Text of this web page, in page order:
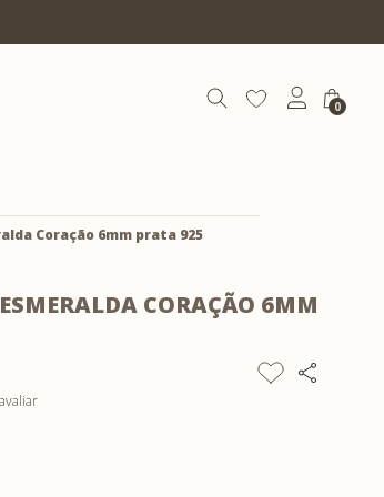
0
Coração 6mm prata 925
CORAÇÃO 6MM